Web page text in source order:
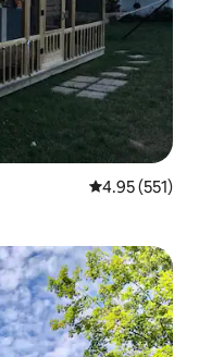
Calificación
4.95 (551)